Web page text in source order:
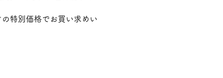
特別価格でお買い求めい